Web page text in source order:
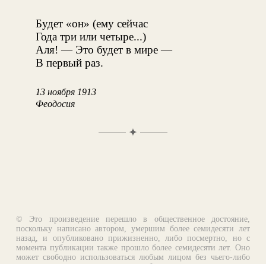
Будет «он» (ему сейчас
Года три или четыре...)
Аля! — Это будет в мире —
В первый раз.
13 ноября 1913
Феодосия
✦
© Это произведение перешло в общественное достояние,
поскольку написано автором, умершим более семидесяти лет
назад, и опубликовано прижизненно, либо посмертно, но с
момента публикации также прошло более семидесяти лет. Оно
может свободно использоваться любым лицом без чьего-либо